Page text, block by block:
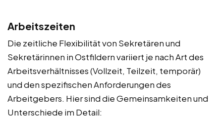
Arbeitszeiten
Die zeitliche Flexibilität von Sekretären und
Sekretärinnen in Ostfildern variiert je nach Art des
Arbeitsverhältnisses (Vollzeit, Teilzeit, temporär)
und den spezifischen Anforderungen des
Arbeitgebers. Hier sind die Gemeinsamkeiten und
Unterschiede im Detail: